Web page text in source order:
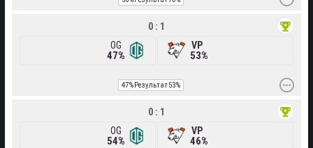
OG
47%
0 : 1
53%
VP
47%Результат53%
OG
54%
0 : 1
46%
VP